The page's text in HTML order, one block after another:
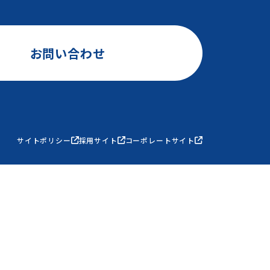
お問い合わせ
サイトポリシー 採用サイト コーポレートサイト